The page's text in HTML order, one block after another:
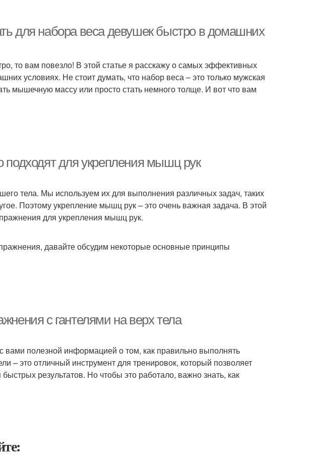
для набора веса девушек быстро в домашних
то вам повезло! В этой статье я расскажу о самых эффективных
условиях. Не стоит думать, что набор веса – это только мужская
мышечную массу или просто стать немного толще. И вот что вам
подходят для укрепления мышц рук
тела. Мы используем их для выполнения различных задач, таких
Поэтому укрепление мышц рук – это очень важная задача. В этой
для укрепления мышц рук.
давайте обсудим некоторые основные принципы
с гантелями на верх тела
вами полезной информацией о том, как правильно выполнять
– это отличный инструмент для тренировок, который позволяет
результатов. Но чтобы это работало, важно знать, как